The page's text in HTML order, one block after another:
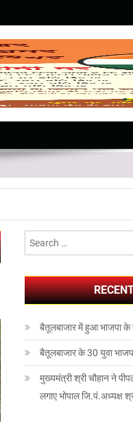
बैतूलबाजार में हुआ भाजपा के
बैतूलबाजार के 30 युवा
मुख्यमंत्री श्री चौहान ने
लगाए भोपाल जि.पं.अध्यक्ष